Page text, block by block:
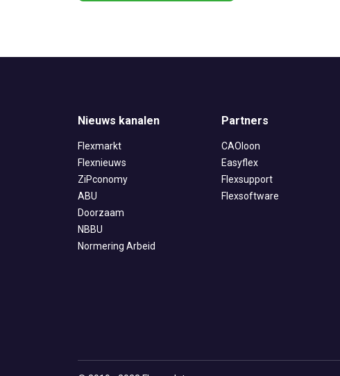
Nieuws kanalen
Flexmarkt
Flexnieuws
ZiPconomy
ABU
Doorzaam
NBBU
Normering Arbeid
Partners
CAOloon
Easyflex
Flexsupport
Flexsoftware